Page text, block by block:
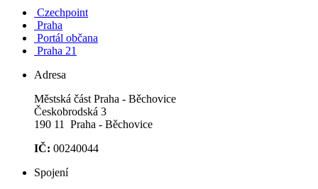
Czechpoint
Praha
Portál občana
Praha 21
Adresa
Městská část Praha - Běchovice
Českobrodská 3
190 11 Praha - Běchovice
IČ: 00240044
Spojení